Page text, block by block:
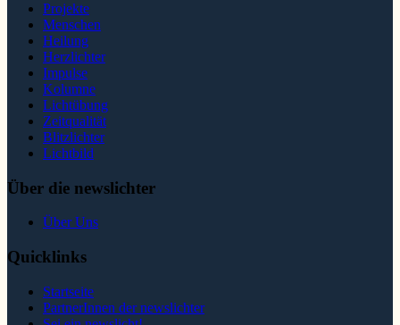
Projekte
Menschen
Heilung
Herzlichter
Impulse
Kolumne
Lichtübung
Zeitqualität
Blitzlichter
Lichtbild
Über die newslichter
Über Uns
Quicklinks
Startseite
PartnerInnen der newslichter